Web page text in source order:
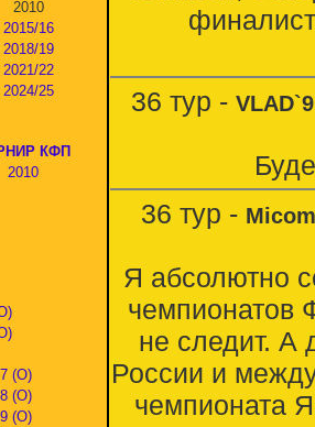
2010
2015/16
2018/19
2021/22
2024/25
КФП
2010
(О)
(О)
(О)
36 тур -
36 тур - Micom
Я абсолютно
чемпионатов
не следит. А
России и
чемпионата